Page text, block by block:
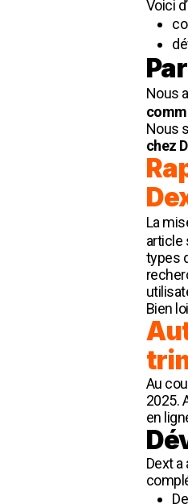
Voici
Nous
Nous
chez
La
article
types
Bien
Au
2025.
en
Dext